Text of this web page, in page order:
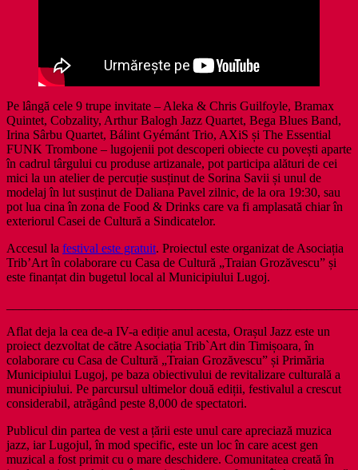
Pe lângă cele 9 trupe invitate – Aleka & Chris Guilfoyle, Bramax
Quintet, Cobzality, Arthur Balogh Jazz Quartet, Bega Blues Band,
Irina Sârbu Quartet, Bálint Gyémánt Trio, AXiS și The Essential
FUNK Trombone – lugojenii pot descoperi obiecte cu povești aparte
în cadrul târgului cu produse artizanale, pot participa alături de cei
mici la un atelier de percuție susținut de Sorina Savii și unul de
modelaj în lut susținut de Daliana Pavel zilnic, de la ora 19:30, sau
pot lua cina în zona de Food & Drinks care va fi amplasată chiar în
exteriorul Casei de Cultură a Sindicatelor.
Accesul la festival este gratuit. Proiectul este organizat de Asociația
Trib’Art în colaborare cu Casa de Cultură „Traian Grozăvescu” și
este finanțat din bugetul local al Municipiului Lugoj.
Aflat deja la cea de-a IV-a ediție anul acesta, Orașul Jazz este un
proiect dezvoltat de către Asociația Trib`Art din Timișoara, în
colaborare cu Casa de Cultură „Traian Grozăvescu” și Primăria
Municipiului Lugoj, pe baza obiectivului de revitalizare culturală a
municipiului. Pe parcursul ultimelor două ediții, festivalul a crescut
considerabil, atrăgând peste 8,000 de spectatori.
Publicul din partea de vest a țării este unul care apreciază muzica
jazz, iar Lugojul, în mod specific, este un loc în care acest gen
muzical a fost primit cu o mare deschidere. Comunitatea creată în